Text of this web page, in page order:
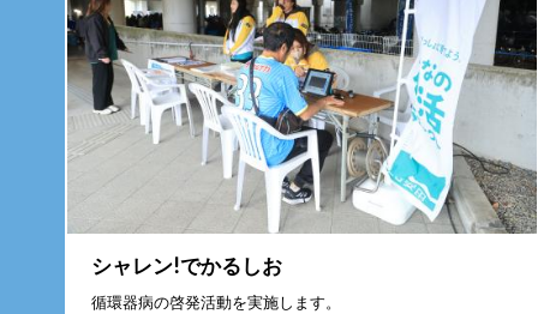
シャレン!でかるしお
循環器病の啓発活動を実施します。